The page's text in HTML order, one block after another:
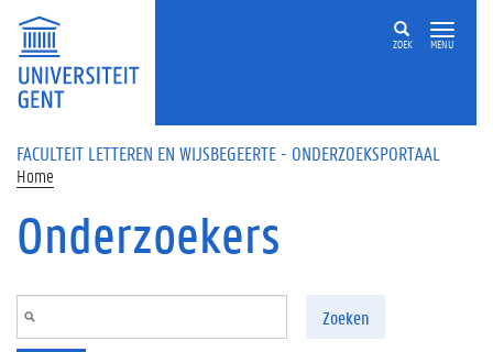
Overslaan en naar de inhoud gaan
ZOEK MENU
FACULTEIT LETTEREN EN WIJSBEGEERTE - ONDERZOEKSPORTAAL
Home
Onderzoekers
Zoeken